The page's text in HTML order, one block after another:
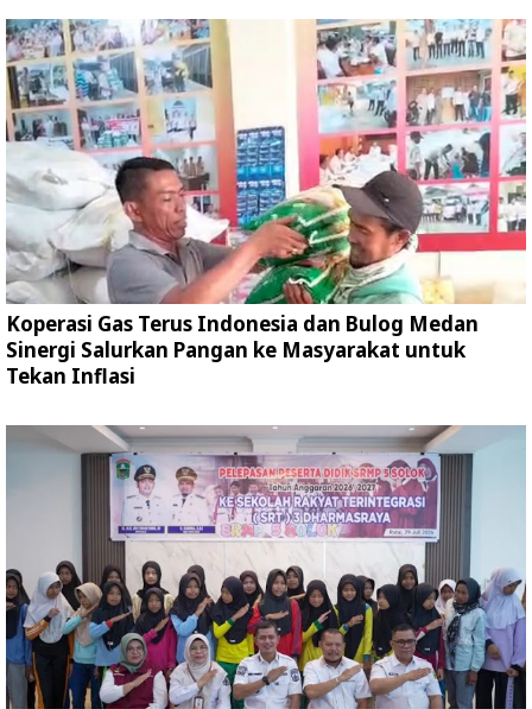
Koperasi Gas Terus Indonesia dan Bulog Medan
Sinergi Salurkan Pangan ke Masyarakat untuk
Tekan Inflasi